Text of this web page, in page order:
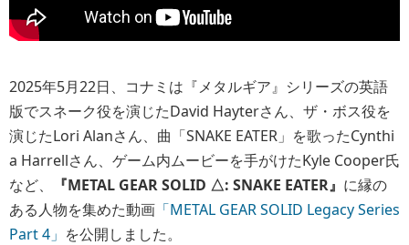
2025年5月22日、コナミは『メタルギア』シリーズの英語
版でスネーク役を演じたDavid Hayterさん、ザ・ボス役を
演じたLori Alanさん、曲「SNAKE EATER」を歌ったCynthi
a Harrellさん、ゲーム内ムービーを手がけたKyle Cooper氏
など、
『METAL GEAR SOLID △: SNAKE EATER』 に縁の
ある人物を集めた動画 「METAL GEAR SOLID Legacy Series
Part 4」 を公開しました。